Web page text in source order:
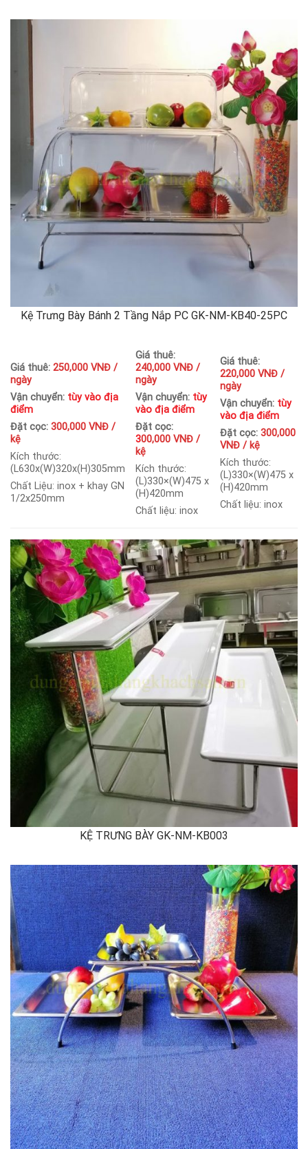
Kệ Trưng Bày Bánh 2 Tầng Nắp PC GK-NM-KB40-25PC
Giá thuê: 250,000 VNĐ /
ngày
Vận chuyển: tùy vào địa
điểm
Đặt cọc: 300,000 VNĐ /
kệ
Kích thước:
(L630x(W)320x(H)305mm
Chất Liệu: inox + khay GN
1/2x250mm
Giá thuê:
240,000 VNĐ /
ngày
Vận chuyển: tùy
vào địa điểm
Đặt cọc:
300,000 VNĐ /
kệ
Kích thước:
(L)330×(W)475 x
(H)420mm
Chất liệu: inox
Giá thuê:
220,000 VNĐ /
ngày
Vận chuyển: tùy
vào địa điểm
Đặt cọc:300,000
VNĐ / kệ
Kích thước:
(L)330×(W)475 x
(H)420mm
Chất liệu: inox
KỆ TRƯNG BÀY GK-NM-KB003